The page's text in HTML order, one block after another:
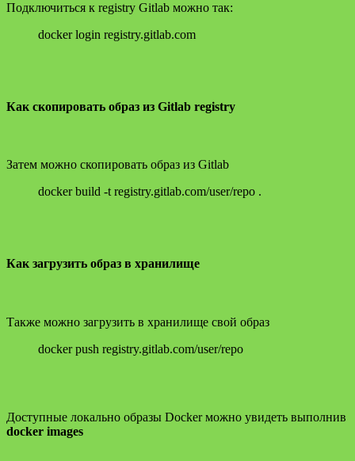
Подключиться к registry Gitlab можно так:
docker login registry.gitlab.com
Как скопировать образ из Gitlab registry
Затем можно скопировать образ из Gitlab
docker build -t registry.gitlab.com/user/repo .
Как загрузить образ в хранилище
Также можно загрузить в хранилище свой образ
docker push registry.gitlab.com/user/repo
Доступные локально образы Docker можно увидеть выполнив
docker images